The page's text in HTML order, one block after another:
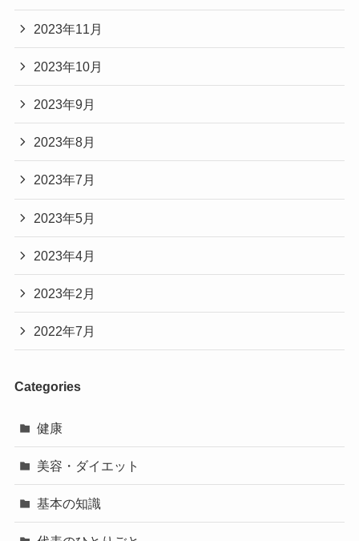
2023年11月
2023年10月
2023年9月
2023年8月
2023年7月
2023年5月
2023年4月
2023年2月
2022年7月
Categories
健康
美容・ダイエット
基本の知識